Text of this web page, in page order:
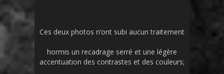
Ces deux photos n’ont subi aucun traitement
hormis un recadrage serré et une légère
accentuation des contrastes et des couleurs;